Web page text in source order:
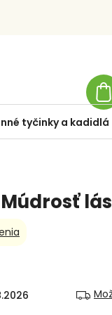
tyčinky a kadidlá
Múdrosť